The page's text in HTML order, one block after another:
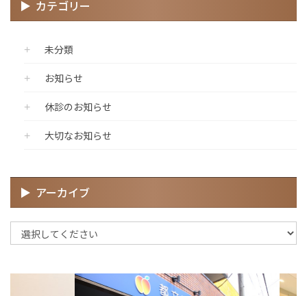
カテゴリー
未分類
お知らせ
休診のお知らせ
大切なお知らせ
アーカイブ